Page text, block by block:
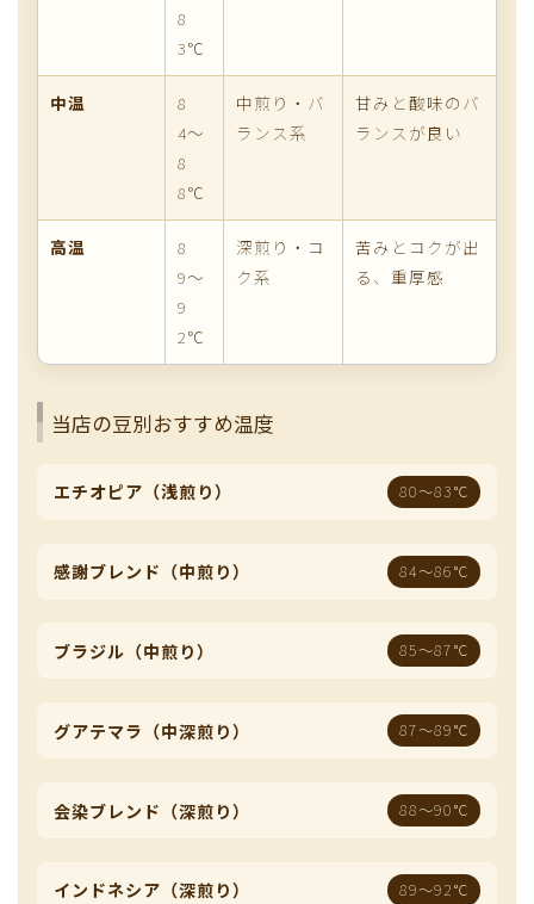
8
3℃
中温
8
4〜
8
8℃
中煎り・バ
ランス系
甘みと酸味のバ
ランスが良い
高温
8
9〜
9
2℃
深煎り・コ
ク系
苦みとコクが出
る、重厚感
当店の豆別おすすめ温度
エチオピア（浅煎り） 80〜83℃
感謝ブレンド（中煎り） 84〜86℃
ブラジル（中煎り） 85〜87℃
グアテマラ（中深煎り） 87〜89℃
会染ブレンド（深煎り） 88〜90℃
インドネシア（深煎り） 89〜92℃